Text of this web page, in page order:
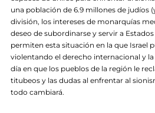
una población de 6.9 millones de judíos
división, los intereses de monarquías
deseo de subordinarse y servir a
permiten esta situación en la que Israel
violentando el derecho internacional y la
día en que los pueblos de la región le
titubeos y las dudas al enfrentar al
todo cambiará.